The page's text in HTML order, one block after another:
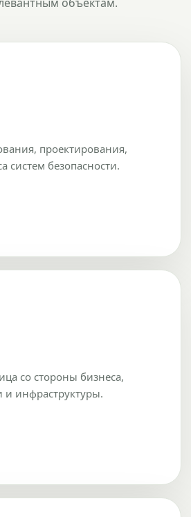
проектирования,
систем безопасности.
со стороны бизнеса,
инфраструктуры.